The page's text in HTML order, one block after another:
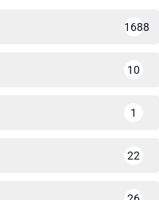
1688
10
1
22